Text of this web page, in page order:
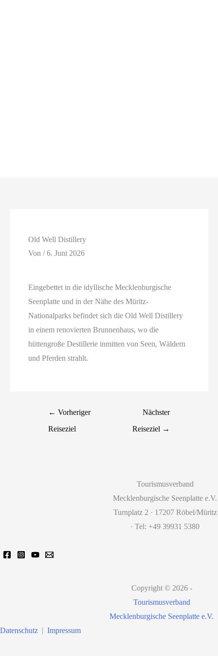
Old Well Distillery
Von/6. Juni 2026
Eingebettet in die idyllische Mecklenburgische
Seenplatte und in der Nähe des Müritz-
Nationalparks befindet sich die Old Well Distillery
in einem renovierten Brunnenhaus, wo die
hüttengroße Destillerie inmitten von Seen, Wäldern
und Pferden strahlt.
← Vorheriger
Reiseziel
Nächster
Reiseziel →
Tourismusverband
Mecklenburgische Seenplatte e.V.
Turnplatz 2 · 17207 Röbel/Müritz
· Tel: +49 39931 5380
Copyright © 2026 -
Tourismusverband
Mecklenburgische Seenplatte e.V.
Datenschutz | Impressum